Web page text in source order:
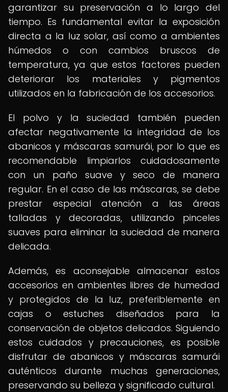
garantizar su preservación a lo largo del
tiempo. Es fundamental evitar la exposición
directa a la luz solar, así como a ambientes
húmedos o con cambios bruscos de
temperatura, ya que estos factores pueden
deteriorar los materiales y pigmentos
utilizados en la fabricación de los accesorios.
El polvo y la suciedad también pueden
afectar negativamente la integridad de los
abanicos y máscaras samurái, por lo que es
recomendable limpiarlos cuidadosamente
con un paño suave y seco de manera
regular. En el caso de las máscaras, se debe
prestar especial atención a las áreas
talladas y decoradas, utilizando pinceles
suaves para eliminar la suciedad de manera
delicada.
Además, es aconsejable almacenar estos
accesorios en ambientes libres de humedad
y protegidos de la luz, preferiblemente en
cajas o estuches diseñados para la
conservación de objetos delicados. Siguiendo
estos cuidados y precauciones, es posible
disfrutar de abanicos y máscaras samurái
auténticos durante muchas generaciones,
preservando su belleza y significado cultural.